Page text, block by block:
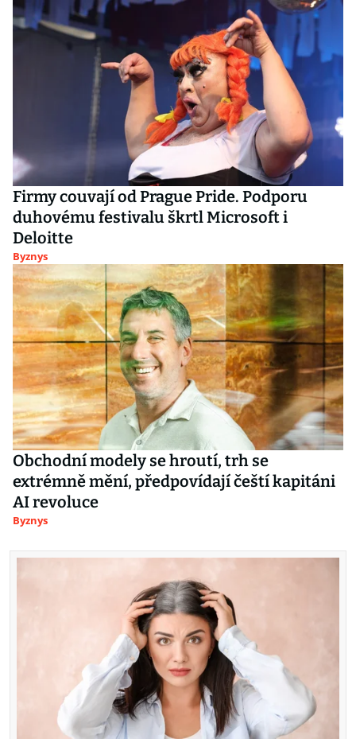
Firmy couvají od Prague Pride. Podporu
duhovému festivalu škrtl Microsoft i
Deloitte
Byznys
Obchodní modely se hroutí, trh se
extrémně mění, předpovídají čeští kapitáni
AI revoluce
Byznys